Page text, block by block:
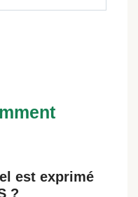
est exprimé
?